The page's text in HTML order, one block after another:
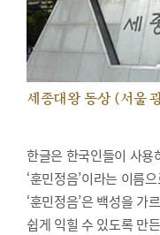
세종대왕 동상 (서울
한글은 한국인들이 사용
‘훈민정음’이라는 이름
‘훈민정음’은 백성을 가
쉽게 익힐 수 있도록 만